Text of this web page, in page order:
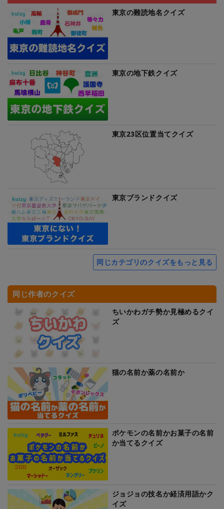
東京の難読地名クイズ
東京の地下鉄クイズ
東京23区位置当てクイズ
東京ブランドクイズ
同じカテゴリのクイズをもっと見る
同じ作者のクイズ
ちいかわガチ勢か見極めるクイ
ズ
猫の名前か薬の名前か
ポケモンの名前かお菓子の名前
か当てるクイズ
ジョジョの技名か経済用語かク
イズ